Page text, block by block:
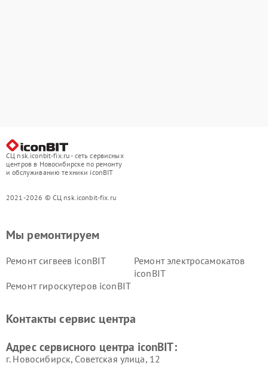
СЦ nsk.iconbit-fix.ru - сеть сервисных
центров в Новосибирске по ремонту
и обслуживанию техники iconBIT
2021-2026 © СЦ nsk.iconbit-fix.ru
Мы ремонтируем
Ремонт сигвеев iconBIT
Ремонт электросамокатов
iconBIT
Ремонт гироскутеров iconBIT
Контакты сервис центра
Адрес сервисного центра iconBIT:
г. Новосибирск, Советская улица, 12